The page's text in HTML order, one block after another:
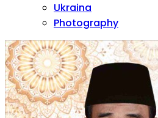
Ukraina
Photography